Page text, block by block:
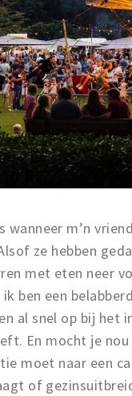
m’n
ze hebben
met eten neer
ben een
al snel op bij het
En mocht je
moet naar een
of